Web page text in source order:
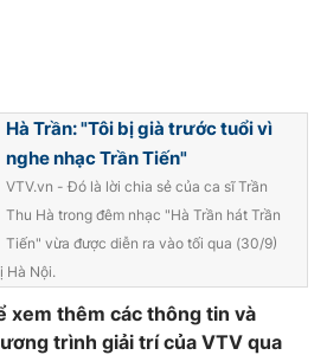
Truyền hình Việt Nam
VTV
in và báo điện tử số 483/GP-BTTTT
Thủy
Thị Mỹ Hạnh, Phạm Quốc Thắng,
931 - 024.38 355 932
Hà Trần: "Tôi bị già trước tuổi vì
nghe nhạc Trần Tiến"
VTV.vn - Đó là lời chia sẻ của ca sĩ Trần
Thu Hà trong đêm nhạc "Hà Trần hát Trần
Tiến" vừa được diễn ra vào tối qua (30/9)
Hà Nội.
xem thêm các thông tin và
trình giải trí của VTV qua